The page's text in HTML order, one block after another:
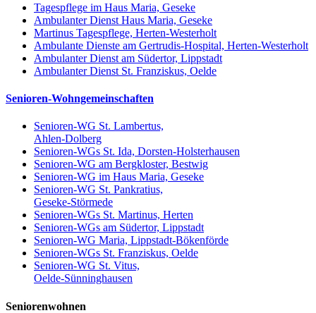
Tagespflege im Haus Maria, Geseke
Ambulanter Dienst Haus Maria, Geseke
Martinus Tagespflege, Herten-Westerholt
Ambulante Dienste am Gertrudis-Hospital, Herten-Westerholt
Ambulanter Dienst am Südertor, Lippstadt
Ambulanter Dienst St. Franziskus, Oelde
Senioren-Wohngemeinschaften
Senioren-WG St. Lambertus,
Ahlen-Dolberg
Senioren-WGs St. Ida, Dorsten-Holsterhausen
Senioren-WG am Bergkloster, Bestwig
Senioren-WG im Haus Maria, Geseke
Senioren-WG St. Pankratius,
Geseke-Störmede
Senioren-WGs St. Martinus, Herten
Senioren-WGs am Südertor, Lippstadt
Senioren-WG Maria, Lippstadt-Bökenförde
Senioren-WGs St. Franziskus, Oelde
Senioren-WG St. Vitus,
Oelde-Sünninghausen
Seniorenwohnen